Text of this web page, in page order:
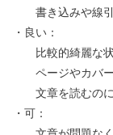
書き込みや線引
・良い：
比較的綺麗な状
ページやカバー
文章を読むのに
・可：